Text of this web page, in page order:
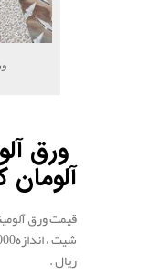
ورق
آلومان
ریال .